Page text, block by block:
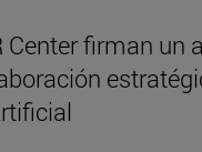
Center firman un